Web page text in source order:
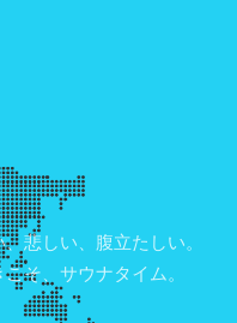
悲しい、腹立たしい。
そ、サウナタイム。